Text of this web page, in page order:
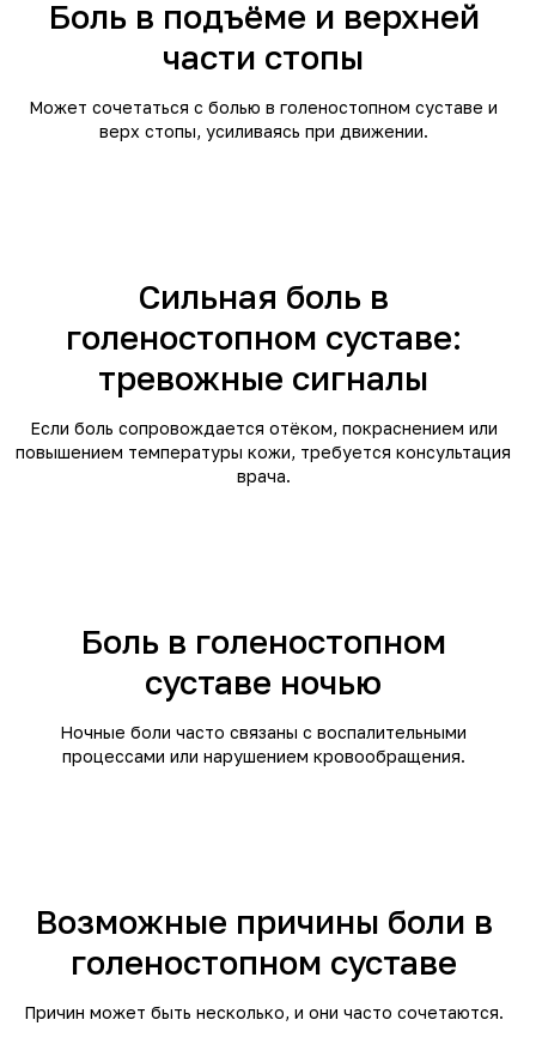
Боль в подъёме и верхней
части стопы
Может сочетаться с болью в голеностопном суставе и
верх стопы, усиливаясь при движении.
Сильная боль в
голеностопном суставе:
тревожные сигналы
Если боль сопровождается отёком, покраснением или
повышением температуры кожи, требуется консультация
врача.
Боль в голеностопном
суставе ночью
Ночные боли часто связаны с воспалительными
процессами или нарушением кровообращения.
Возможные причины боли в
голеностопном суставе
Причин может быть несколько, и они часто сочетаются.